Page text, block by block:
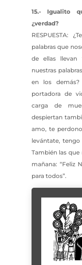
15.- Igualito
¿verdad?
RESPUESTA:
palabras que
de ellas llevan
nuestras
en los
portadora de
carga de
despiertan
amo, te
levántate,
También las
mañana: “Feliz
para todos”.